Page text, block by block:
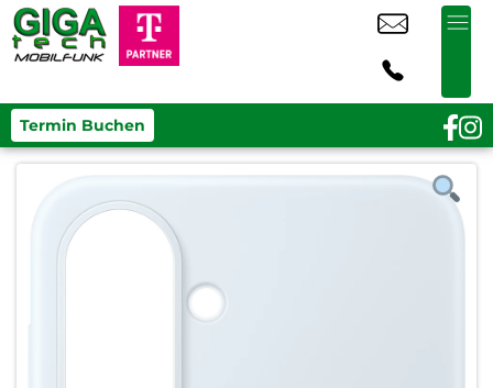
Termin Buchen